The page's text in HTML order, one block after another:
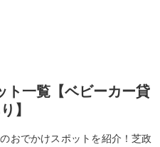
ト一覧【ベビーカー貸
】
おでかけスポットを紹介！芝政